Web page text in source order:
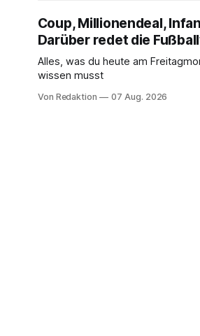
Coup, Millionendeal,
Darüber redet die
Alles, was du heute am
wissen musst
Von Redaktion 07 Aug. 2026